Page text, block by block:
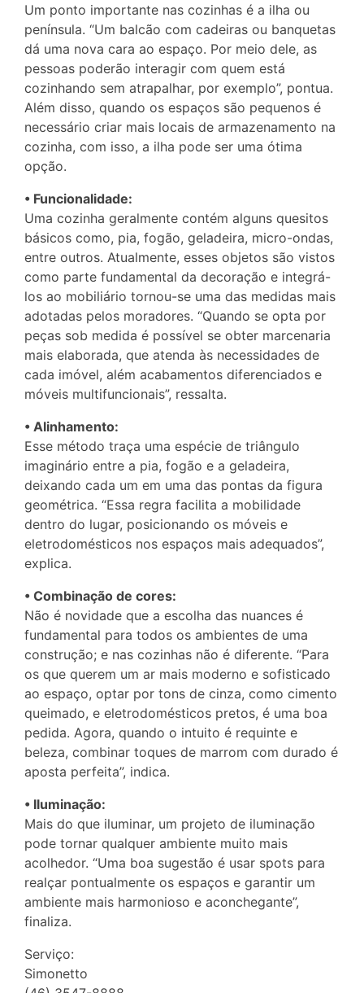
Um ponto importante nas cozinhas é a ilha ou
península. “Um balcão com cadeiras ou banquetas
dá uma nova cara ao espaço. Por meio dele, as
pessoas poderão interagir com quem está
cozinhando sem atrapalhar, por exemplo”, pontua.
Além disso, quando os espaços são pequenos é
necessário criar mais locais de armazenamento na
cozinha, com isso, a ilha pode ser uma ótima
opção.
• Funcionalidade:
Uma cozinha geralmente contém alguns quesitos
básicos como, pia, fogão, geladeira, micro-ondas,
entre outros. Atualmente, esses objetos são vistos
como parte fundamental da decoração e integrá-
los ao mobiliário tornou-se uma das medidas mais
adotadas pelos moradores. “Quando se opta por
peças sob medida é possível se obter marcenaria
mais elaborada, que atenda às necessidades de
cada imóvel, além acabamentos diferenciados e
móveis multifuncionais”, ressalta.
• Alinhamento:
Esse método traça uma espécie de triângulo
imaginário entre a pia, fogão e a geladeira,
deixando cada um em uma das pontas da figura
geométrica. “Essa regra facilita a mobilidade
dentro do lugar, posicionando os móveis e
eletrodomésticos nos espaços mais adequados”,
explica.
• Combinação de cores:
Não é novidade que a escolha das nuances é
fundamental para todos os ambientes de uma
construção; e nas cozinhas não é diferente. “Para
os que querem um ar mais moderno e sofisticado
ao espaço, optar por tons de cinza, como cimento
queimado, e eletrodomésticos pretos, é uma boa
pedida. Agora, quando o intuito é requinte e
beleza, combinar toques de marrom com durado é
aposta perfeita”, indica.
• Iluminação:
Mais do que iluminar, um projeto de iluminação
pode tornar qualquer ambiente muito mais
acolhedor. “Uma boa sugestão é usar spots para
realçar pontualmente os espaços e garantir um
ambiente mais harmonioso e aconchegante”,
finaliza.
Serviço:
Simonetto